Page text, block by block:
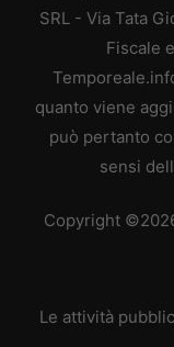
SRL - Via Tata
Fiscale
quanto viene
può pertanto
sensi
Copyright
Le attività